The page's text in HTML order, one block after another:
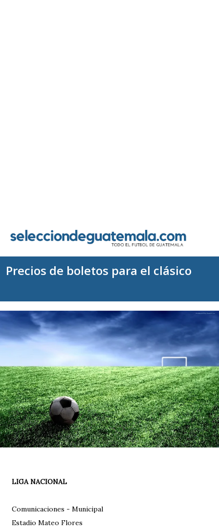
Precios de boletos para el clásico
LIGA NACIONAL
Comunicaciones - Municipal
Estadio Mateo Flores